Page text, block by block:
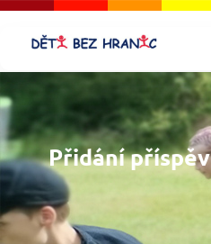
Přidání